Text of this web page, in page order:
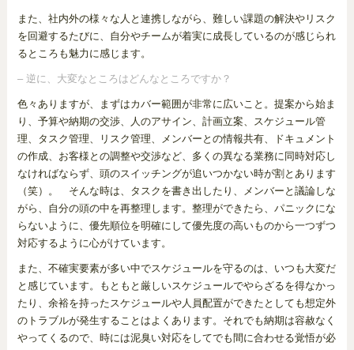
また、社内外の様々な人と連携しながら、難しい課題の解決やリスク
を回避するたびに、自分やチームが着実に成長しているのが感じられ
るところも魅力に感じます。
– 逆に、大変なところはどんなところですか？
色々ありますが、まずはカバー範囲が非常に広いこと。提案から始ま
り、予算や納期の交渉、人のアサイン、計画立案、スケジュール管
理、タスク管理、リスク管理、メンバーとの情報共有、ドキュメント
の作成、お客様との調整や交渉など、多くの異なる業務に同時対応し
なければならず、頭のスイッチングが追いつかない時が割とあります
（笑）。 そんな時は、タスクを書き出したり、メンバーと議論しな
がら、自分の頭の中を再整理します。整理ができたら、パニックにな
らないように、優先順位を明確にして優先度の高いものから一つずつ
対応するように心がけています。
また、不確実要素が多い中でスケジュールを守るのは、いつも大変だ
と感じています。もともと厳しいスケジュールでやらざるを得なかっ
たり、余裕を持ったスケジュールや人員配置ができたとしても想定外
のトラブルが発生することはよくあります。それでも納期は容赦なく
やってくるので、時には泥臭い対応をしてでも間に合わせる覚悟が必